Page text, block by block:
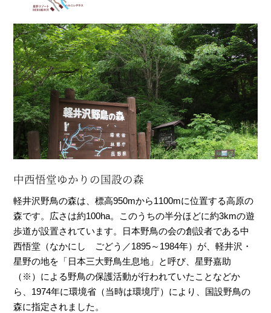
中西悟堂ゆかりの国設の森
軽井沢野鳥の森は、標高950mから1100mに位置する高原の
森です。広さは約100ha。このうちの半分ほどに約3kmの遊
歩道が設置されています。日本野鳥の会の創設者である中
西悟堂（なかにし ごどう／1895～1984年）が、軽井沢・
星野の地を「日本三大野鳥生息地」と呼び、星野嘉助
（※）による野鳥の保護活動が行われていたことなどか
ら、1974年に環境省（当時は環境庁）により、国設野鳥の
森に指定されました。